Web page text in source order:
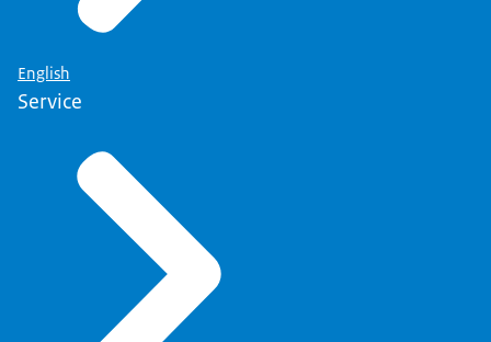
Meer informatie over uw rechten vindt u op de
English
Service